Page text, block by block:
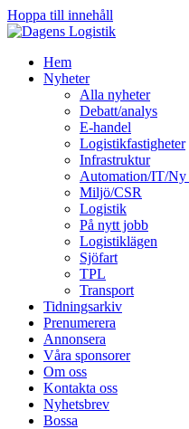
Hoppa till innehåll
Hem
Nyheter
Alla nyheter
Debatt/analys
E-handel
Logistikfastigheter
Infrastruktur
Automation/IT/Ny
Miljö/CSR
Logistik
På nytt jobb
Logistiklägen
Sjöfart
TPL
Transport
Tidningsarkiv
Prenumerera
Annonsera
Våra sponsorer
Om oss
Kontakta oss
Nyhetsbrev
Bossa